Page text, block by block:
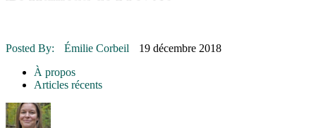
14 octobre 2015 | La course de boîtes à savon du club Optimiste
de Prévost
Le rendez-vous des bolides
Posted By: Émilie Corbeil
19 décembre 2018
À propos
Articles récents